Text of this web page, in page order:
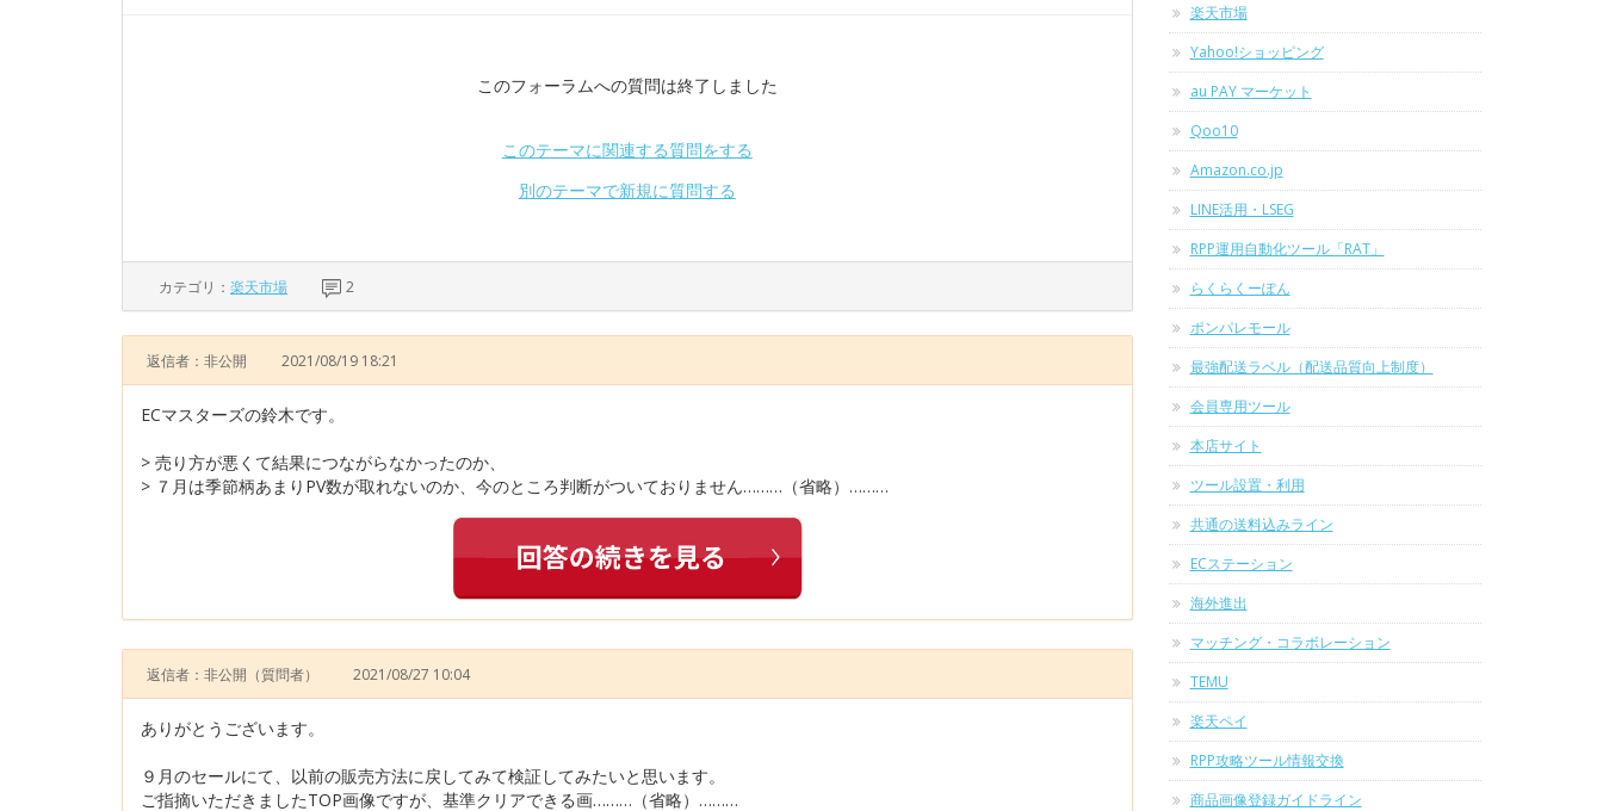
このフォーラムへの質問は終了しました
このテーマに関連する質問をする
別のテーマで新規に質問する
カテゴリ： 楽天市場 2
返信者：非公開 2021/08/19 18:21
ECマスターズの鈴木です。
> 売り方が悪くて結果につながらなかったのか、
> ７月は季節柄あまりPV数が取れないのか、今のところ判断がついておりません………（省略）………
返信者：非公開 （質問者） 2021/08/27 10:04
ありがとうございます。
９月のセールにて、以前の販売方法に戻してみて検証してみたいと思います。
ご指摘いただきましたTOP画像ですが、基準クリアできる画………（省略）………
楽天市場
Yahoo!ショッピング
au PAY マーケット
Qoo10
Amazon.co.jp
LINE活用・LSEG
RPP運用自動化ツール「RAT」
らくらくーぽん
ポンパレモール
最強配送ラベル（配送品質向上制度）
会員専用ツール
本店サイト
ツール設置・利用
共通の送料込みライン
ECステーション
海外進出
マッチング・コラボレーション
TEMU
楽天ペイ
RPP攻略ツール情報交換
商品画像登録ガイドライン